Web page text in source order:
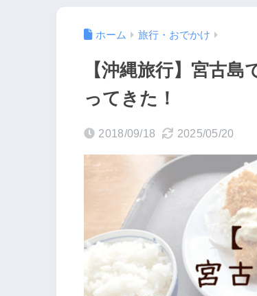
ホーム 旅行・おでかけ
【沖縄旅行】宮古
ってきた！
2018/09/18 2025/05/20